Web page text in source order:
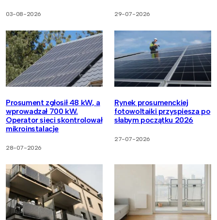
03-08-2026 29-07-2026
Prosument zgłosił 48 kW, a
wprowadzał 700 kW.
Operator sieci skontrolował
mikroinstalacje
28-07-2026
Rynek prosumenckiej
fotowoltaiki przyspiesza po
słabym początku 2026
27-07-2026